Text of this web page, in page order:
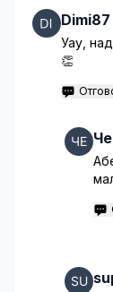
Dimi87
Уау,
👏